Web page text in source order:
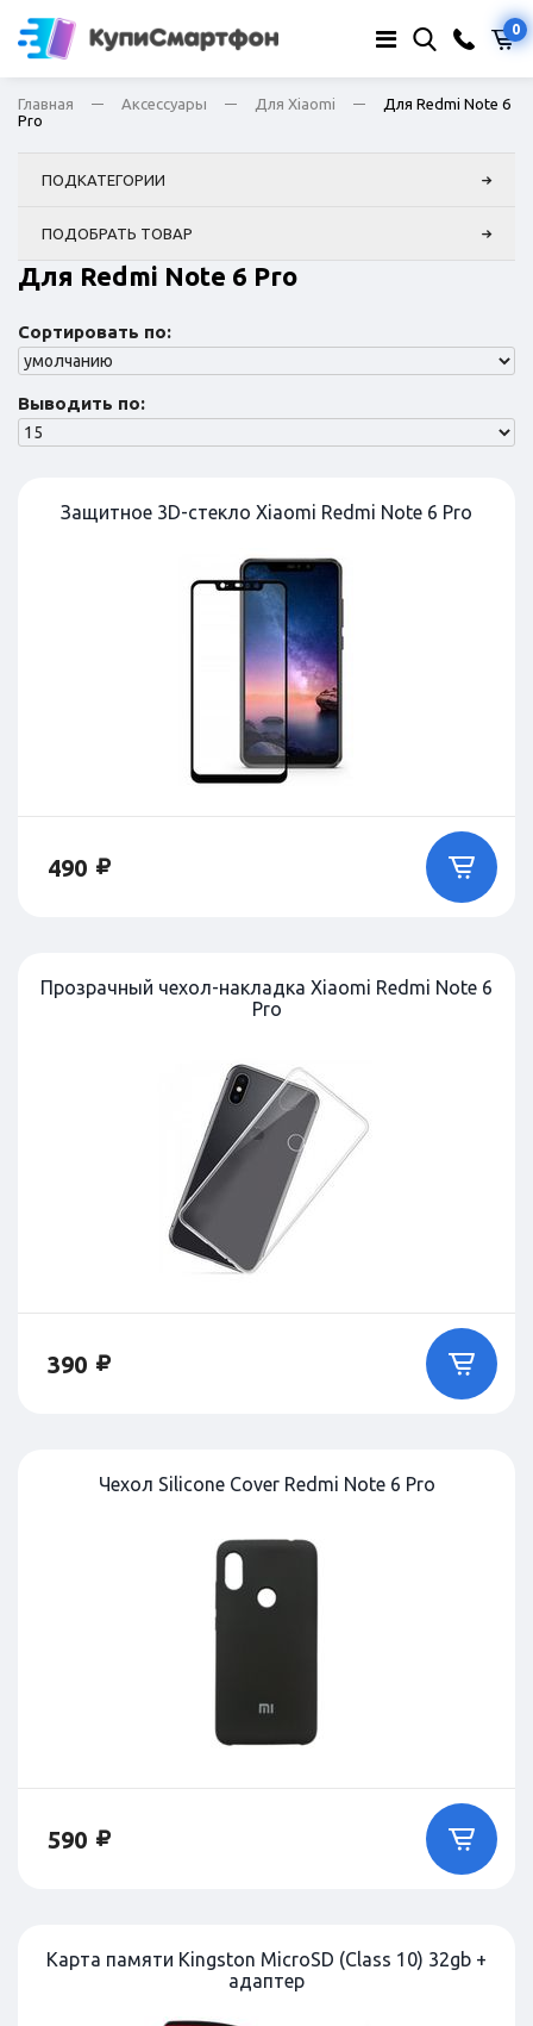
0
Главная Аксессуары Для Xiaomi
Для Redmi Note 6
Pro
ПОДКАТЕГОРИИ
ПОДОБРАТЬ ТОВАР
Для Redmi Note 6 Pro
Сортировать по:
Выводить по:
Защитное 3D-стекло Xiaomi Redmi Note 6 Pro
490
Прозрачный чехол-накладка Xiaomi Redmi Note 6
Pro
390
Чехол Silicone Cover Redmi Note 6 Pro
590
Карта памяти Kingston MicroSD (Class 10) 32gb +
адаптер